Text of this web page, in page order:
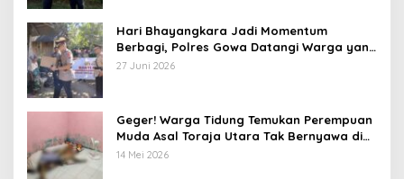
Hari Bhayangkara Jadi Momentum
Berbagi, Polres Gowa Datangi Warga yang
Membutuhkan
27 Juni 2026
Geger! Warga Tidung Temukan Perempuan
Muda Asal Toraja Utara Tak Bernyawa di
Kamar Kos
14 Mei 2026